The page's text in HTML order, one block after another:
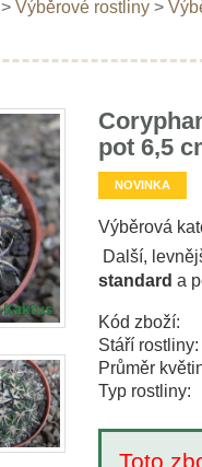
> Výběrové rostliny>
pot 6,5
NOVINKA
Výběrová
Další,
standard a
Kód zboží:
Stáří rostliny:
Průměr
Typ rostliny:
Toto